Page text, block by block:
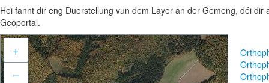
Hei fannt dir eng Duerstellung vun dem Layer an der Gemeng, déi
Geoportal.
+
–